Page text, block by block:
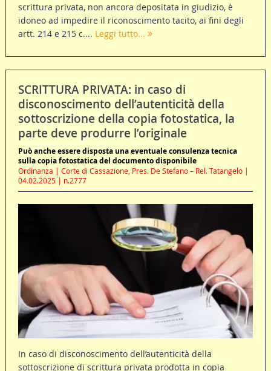
scrittura privata, non ancora depositata in giudizio, è
idoneo ad impedire il riconoscimento tacito, ai fini degli
artt. 214 e 215 c.... Leggi tutto...
SCRITTURA PRIVATA: in caso di
disconoscimento dell’autenticità della
sottoscrizione della copia fotostatica, la
parte deve produrre l’originale
Può anche essere disposta una eventuale consulenza tecnica
sulla copia fotostatica del documento disponibile
Ordinanza | Corte di Cassazione, Pres. De Stefano – Rel. Tatangelo |
04.02.2025 | n.2777
In caso di disconoscimento dell’autenticità della
sottoscrizione di scrittura privata prodotta in copia